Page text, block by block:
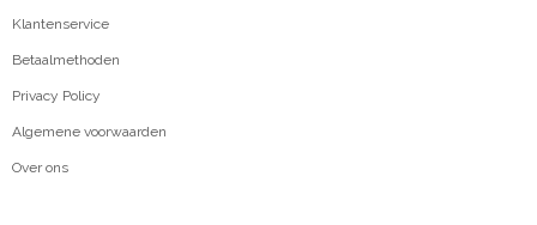
Klantenservice
Betaalmethoden
Privacy Policy
Algemene voorwaarden
Over ons